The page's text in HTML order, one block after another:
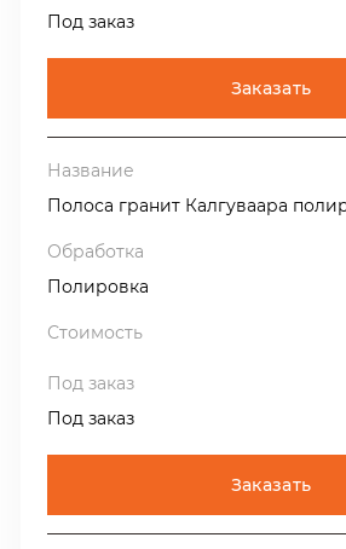
Под заказ
Заказать
Полоса гранит Калгуваара
Полировка
Под заказ
Заказать